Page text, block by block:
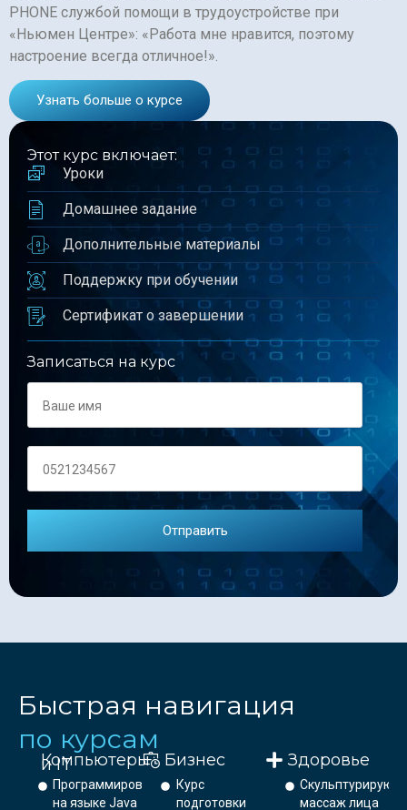
PHONE службой помощи в трудоустройстве при
«Ньюмен Центре»: «Работа мне нравится, поэтому
настроение всегда отличное!».
Узнать больше о курсе
Этот курс включает:
Уроки
Домашнее задание
Дополнительные материалы
Поддержку при обучении
Сертификат о завершении
Записаться на курс
Быстрая навигация
по курсам
Компьютеры
и IT
Программирование
на языке Java
Бизнес
Курс
подготовки
Здоровье
массаж лица